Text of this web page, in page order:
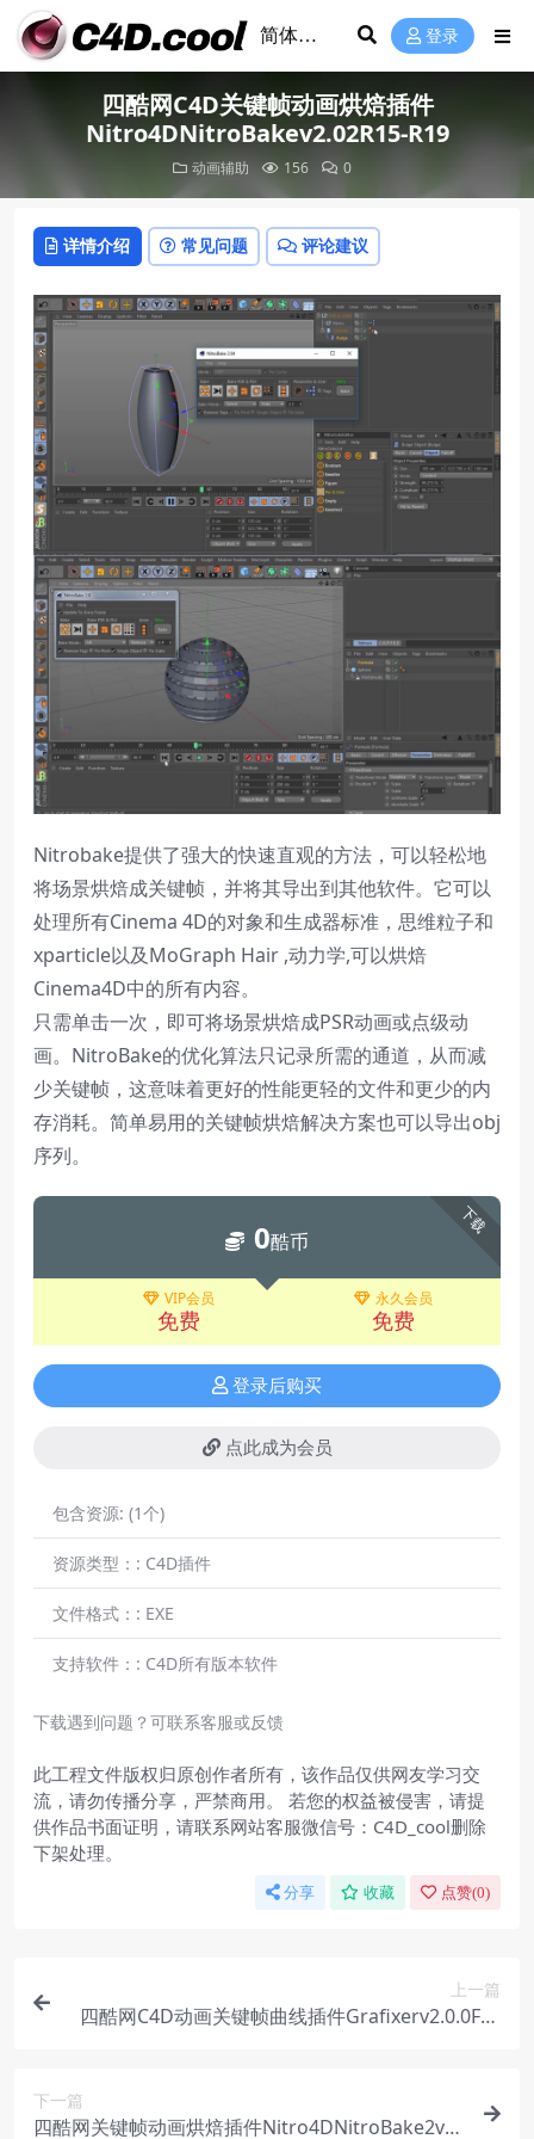
登录
四酷网C4D关键帧动画烘焙插件
Nitro4DNitroBakev2.02R15-R19
动画辅助 156 0
详情介绍 常见问题 评论建议
Nitrobake提供了强大的快速直观的方法，可以轻松地
将场景烘焙成关键帧，并将其导出到其他软件。它可以
处理所有Cinema 4D的对象和生成器标准，思维粒子和
xparticle以及MoGraph Hair ,动力学,可以烘焙
Cinema4D中的所有内容。
只需单击一次，即可将场景烘焙成PSR动画或点级动
画。NitroBake的优化算法只记录所需的通道，从而减
少关键帧，这意味着更好的性能更轻的文件和更少的内
存消耗。简单易用的关键帧烘焙解决方案也可以导出obj
序列。
下载
0酷币
VIP会员
免费
永久会员
免费
登录后购买
点此成为会员
包含资源: (1个)
资源类型：: C4D插件
文件格式：: EXE
支持软件：: C4D所有版本软件
下载遇到问题？可联系客服或反馈
此工程文件版权归原创作者所有，该作品仅供网友学习交
流，请勿传播分享，严禁商用。 若您的权益被侵害，请提
供作品书面证明，请联系网站客服微信号：C4D_cool删除
下架处理。
分享 收藏 点赞(0)
上一篇
四酷网C4D动画关键帧曲线插件Grafixerv2.0.0For
下一篇
四酷网关键帧动画烘焙插件Nitro4DNitroBake2v2.